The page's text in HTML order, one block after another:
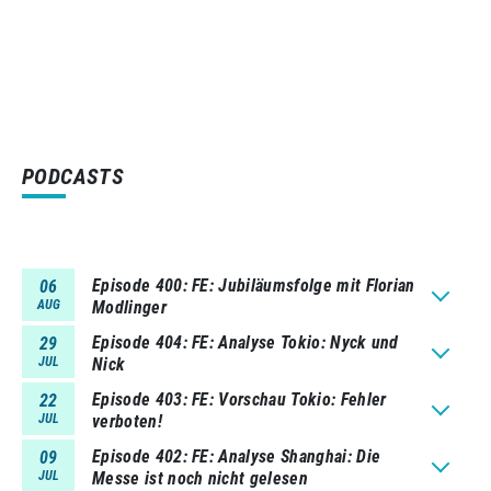
PODCASTS
06
AUG
Episode 400 FE: Jubiläumsfolge mit Florian
Modlinger
29
JUL
Episode 404 FE: Analyse Tokio: Nyck und
Nick
22
JUL
Episode 403 FE: Vorschau Tokio: Fehler
verboten!
09
JUL
Episode 402 FE: Analyse Shanghai: Die
Messe ist noch nicht gelesen